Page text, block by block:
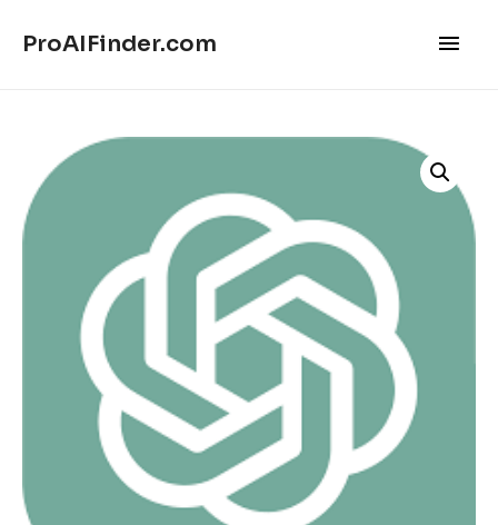
ProAIFinder.com
Main